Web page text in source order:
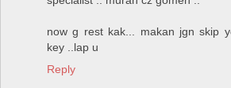
now g rest kak... makan jgn skip
key ..lap u
Reply